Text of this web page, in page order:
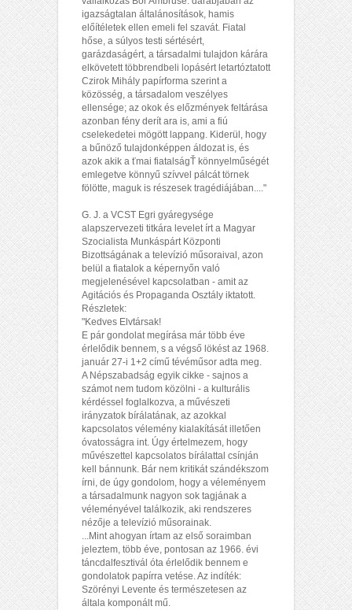
igazságtalan általánosítások, hamis
előítéletek ellen emeli fel szavát. Fiatal
hőse, a súlyos testi sértésért,
garázdaságért, a társadalmi tulajdon kárára
elkövetett többrendbeli lopásért letartóztatott
Czirok Mihály papírforma szerint a
közösség, a társadalom veszélyes
ellensége; az okok és előzmények feltárása
azonban fény derít ara is, ami a fiú
cselekedetei mögött lappang. Kiderül, hogy
a bűnöző tulajdonképpen áldozat is, és
azok akik a ťmai fiatalságŤ könnyelműségét
emlegetve könnyű szívvel pálcát törnek
fölötte, maguk is részesek tragédiájában...."
G. J. a VCST Egri gyáregysége
alapszervezeti titkára levelet írt a Magyar
Szocialista Munkáspárt Központi
Bizottságának a televízió műsoraival, azon
belül a fiatalok a képernyőn való
megjelenésével kapcsolatban - amit az
Agitációs és Propaganda Osztály iktatott.
Részletek:
"Kedves Elvtársak!
E pár gondolat megírása már több éve
érlelődik bennem, s a végső lökést az 1968.
január 27-i 1+2 című tévéműsor adta meg.
A Népszabadság egyik cikke - sajnos a
számot nem tudom közölni - a kulturális
kérdéssel foglalkozva, a művészeti
irányzatok bírálatának, az azokkal
kapcsolatos vélemény kialakítását illetően
óvatosságra int. Úgy értelmezem, hogy
művészettel kapcsolatos bírálattal csínján
kell bánnunk. Bár nem kritikát szándékszom
írni, de úgy gondolom, hogy a véleményem
a társadalmunk nagyon sok tagjának a
véleményével találkozik, aki rendszeres
nézője a televízió műsorainak.
...Mint ahogyan írtam az első soraimban
jeleztem, több éve, pontosan az 1966. évi
táncdalfesztivál óta érlelődik bennem e
gondolatok papírra vetése. Az indíték:
Szörényi Levente és természetesen az
általa komponált mű.